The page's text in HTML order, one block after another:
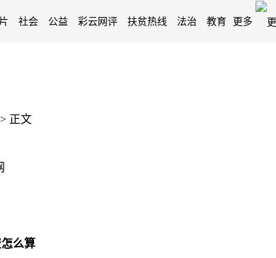
社会 公益 彩云网评 扶贫热线 法治 教育 更多
正文
么算